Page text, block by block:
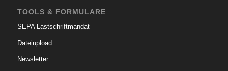
TOOLS & FORMULARE
SEPA Lastschriftmandat
Dateiupload
Newsletter